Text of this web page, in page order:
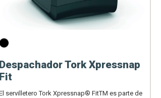
Despachador Tork Xpressnap
Fit
servilletero Tork Xpressnap® FitTM es parte de